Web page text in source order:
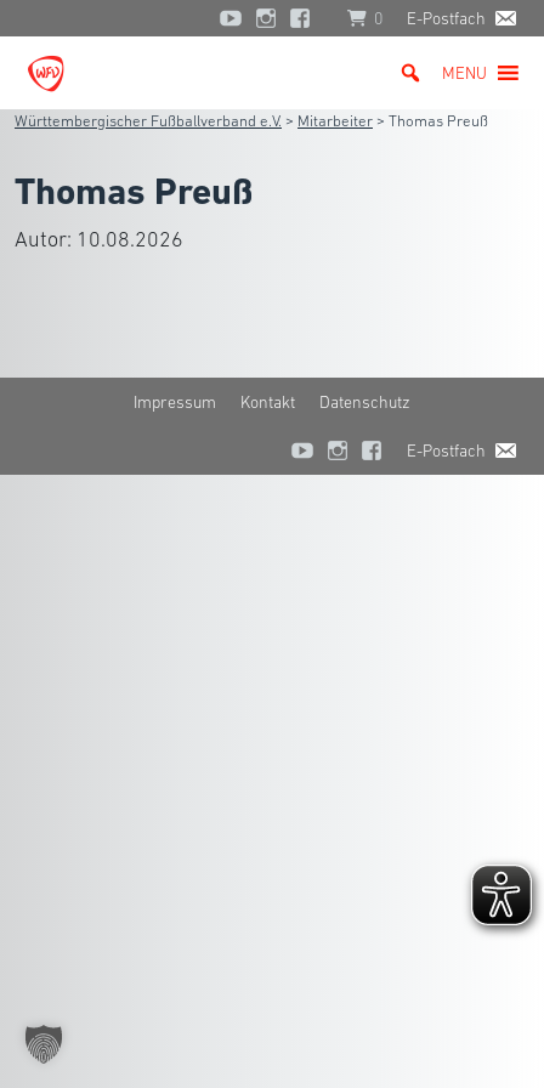
0 E-Postfach
MENU
Württembergischer Fußballverband e.V. > Mitarbeiter > Thomas Preuß
Thomas Preuß
Autor: 10.08.2026
Impressum Kontakt Datenschutz
E-Postfach